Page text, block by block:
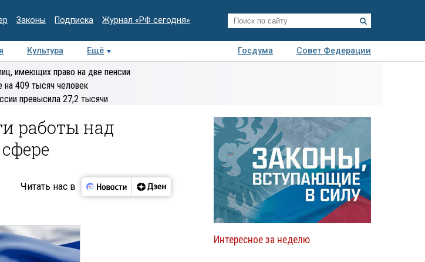
Законы Подписка Журнал «РФ сегодня»
Культура Ещё Госдума
Совет Федерации
Колумнисты
Деловая
имеющих право на две пенсии
409 тысяч человек
превысила 27,2 тысячи
работы над
Читать нас в
Интересное за неделю